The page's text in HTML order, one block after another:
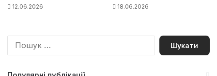
12.06.2026 18.06.2026
П